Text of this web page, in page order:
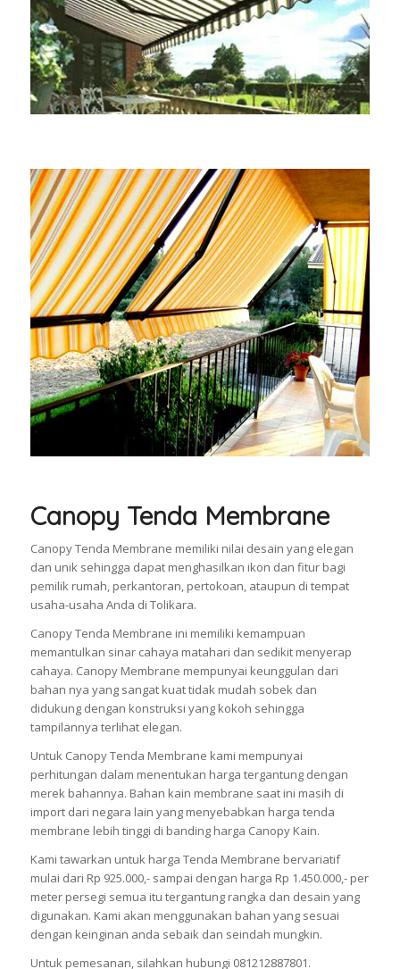
Canopy Tenda Membrane
Canopy Tenda Membrane memiliki nilai desain yang elegan
dan unik sehingga dapat menghasilkan ikon dan fitur bagi
pemilik rumah, perkantoran, pertokoan, ataupun di tempat
usaha-usaha Anda di Tolikara.
Canopy Tenda Membrane ini memiliki kemampuan
memantulkan sinar cahaya matahari dan sedikit menyerap
cahaya. Canopy Membrane mempunyai keunggulan dari
bahan nya yang sangat kuat tidak mudah sobek dan
didukung dengan konstruksi yang kokoh sehingga
tampilannya terlihat elegan.
Untuk Canopy Tenda Membrane kami mempunyai
perhitungan dalam menentukan harga tergantung dengan
merek bahannya. Bahan kain membrane saat ini masih di
import dari negara lain yang menyebabkan harga tenda
membrane lebih tinggi di banding harga Canopy Kain.
Kami tawarkan untuk harga Tenda Membrane bervariatif
mulai dari Rp 925.000,- sampai dengan harga Rp 1.450.000,- per
meter persegi semua itu tergantung rangka dan desain yang
digunakan. Kami akan menggunakan bahan yang sesuai
dengan keinginan anda sebaik dan seindah mungkin.
Untuk pemesanan, silahkan hubungi 081212887801.